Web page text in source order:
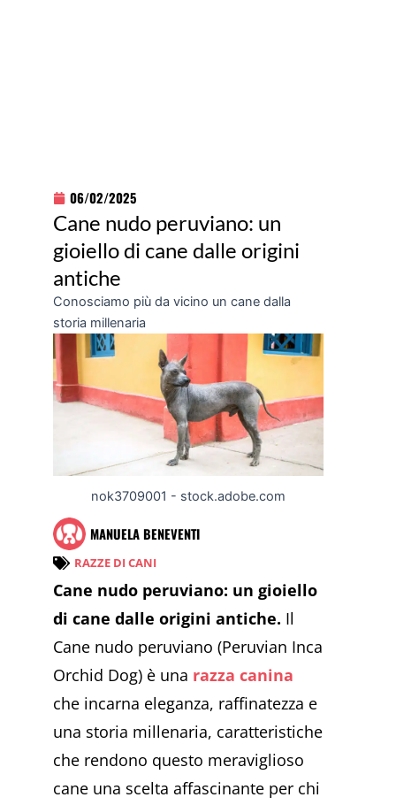
06/02/2025
Cane nudo peruviano: un
gioiello di cane dalle origini
antiche
Conosciamo più da vicino un cane dalla
storia millenaria
nok3709001 - stock.adobe.com
MANUELA BENEVENTI
RAZZE DI CANI
Cane nudo peruviano: un gioiello
di cane dalle origini antiche. Il
Cane nudo peruviano (Peruvian Inca
Orchid Dog) è una razza canina
che incarna eleganza, raffinatezza e
una storia millenaria, caratteristiche
che rendono questo meraviglioso
cane una scelta affascinante per chi